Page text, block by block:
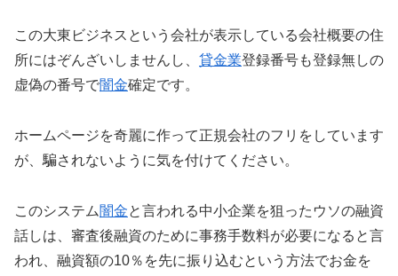
この大東ビジネスという会社が表示している会社概要の住
所にはぞんざいしませんし、 貸金業登録番号も登録無しの
虚偽の番号で闇金確定です。
ホームページを奇麗に作って正規会社のフリをしています
が、騙されないように気を付けてください。
このシステム闇金と言われる中小企業を狙ったウソの融資
話しは、審査後融資のために事務手数料が必要になると言
われ、融資額の10％を先に振り込むという方法でお金を